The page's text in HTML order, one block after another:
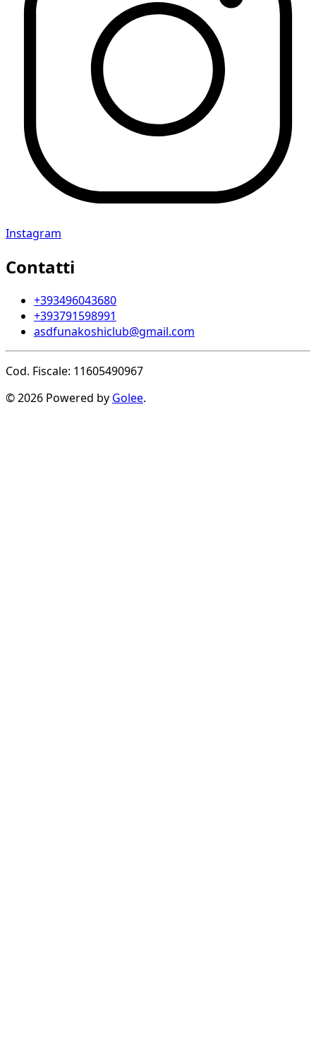
Instagram
Contatti
+393496043680
+393791598991
asdfunakoshiclub@gmail.com
Cod. Fiscale: 11605490967
© 2026 Powered by Golee.